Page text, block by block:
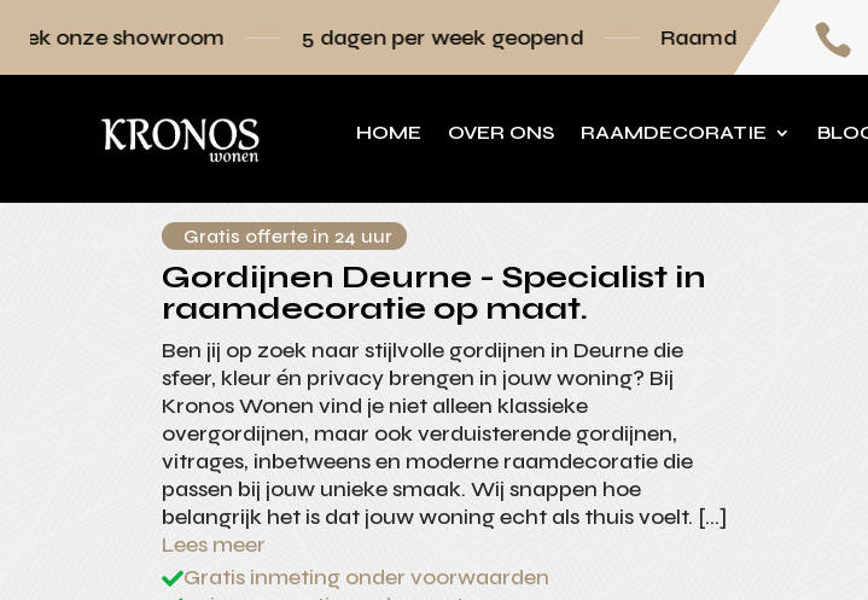
5 dagen per week geopend Raamdecoratie volledig op maat

HOME OVER ONS RAAMDECORATIE
Gratis offerte in 24 uur
Gordijnen Deurne - Specialist in
raamdecoratie op maat.
Ben jij op zoek naar stijlvolle gordijnen in Deurne die
sfeer, kleur én privacy brengen in jouw woning? Bij
Kronos Wonen vind je niet alleen klassieke
overgordijnen, maar ook verduisterende gordijnen,
vitrages, inbetweens en moderne raamdecoratie die
passen bij jouw unieke smaak. Wij snappen hoe
belangrijk het is dat jouw woning echt als thuis voelt. […]
Lees meer
Gratis inmeting onder voorwaarden